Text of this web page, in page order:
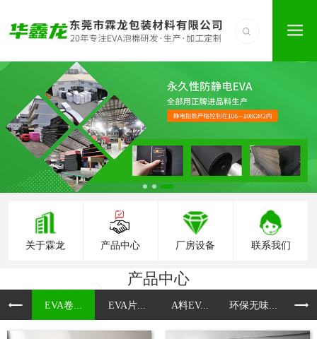
关于霖龙 产品中心 厂房设备 联系我们
产品中心
EVA卷... EVA片... A料EV... 环保无味... 防